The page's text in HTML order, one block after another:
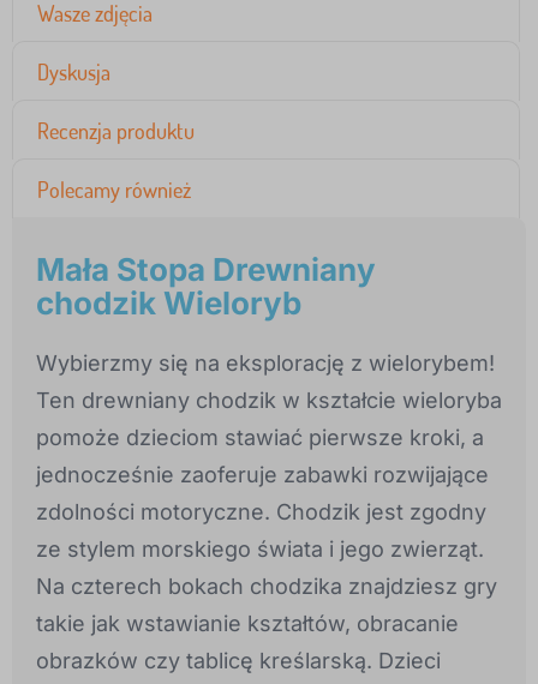
Wasze zdjęcia
Dyskusja
Recenzja produktu
Polecamy również
Mała Stopa Drewniany
chodzik Wieloryb
Wybierzmy się na eksplorację z wielorybem!
Ten drewniany chodzik w kształcie wieloryba
pomoże dzieciom stawiać pierwsze kroki, a
jednocześnie zaoferuje zabawki rozwijające
zdolności motoryczne. Chodzik jest zgodny
ze stylem morskiego świata i jego zwierząt.
Na czterech bokach chodzika znajdziesz gry
takie jak wstawianie kształtów, obracanie
obrazków czy tablicę kreślarską. Dzieci